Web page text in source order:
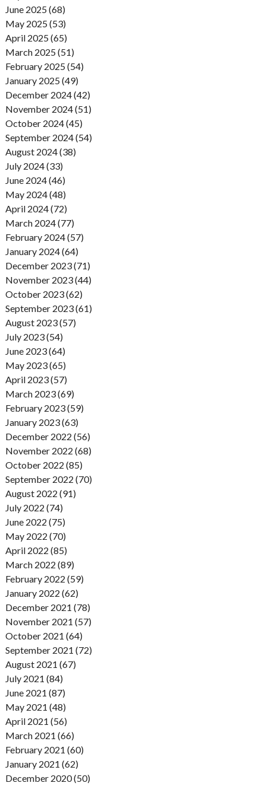
June 2025 (68)
May 2025 (53)
April 2025 (65)
March 2025 (51)
February 2025 (54)
January 2025 (49)
December 2024 (42)
November 2024 (51)
October 2024 (45)
September 2024 (54)
August 2024 (38)
July 2024 (33)
June 2024 (46)
May 2024 (48)
April 2024 (72)
March 2024 (77)
February 2024 (57)
January 2024 (64)
December 2023 (71)
November 2023 (44)
October 2023 (62)
September 2023 (61)
August 2023 (57)
July 2023 (54)
June 2023 (64)
May 2023 (65)
April 2023 (57)
March 2023 (69)
February 2023 (59)
January 2023 (63)
December 2022 (56)
November 2022 (68)
October 2022 (85)
September 2022 (70)
August 2022 (91)
July 2022 (74)
June 2022 (75)
May 2022 (70)
April 2022 (85)
March 2022 (89)
February 2022 (59)
January 2022 (62)
December 2021 (78)
November 2021 (57)
October 2021 (64)
September 2021 (72)
August 2021 (67)
July 2021 (84)
June 2021 (87)
May 2021 (48)
April 2021 (56)
March 2021 (66)
February 2021 (60)
January 2021 (62)
December 2020 (50)